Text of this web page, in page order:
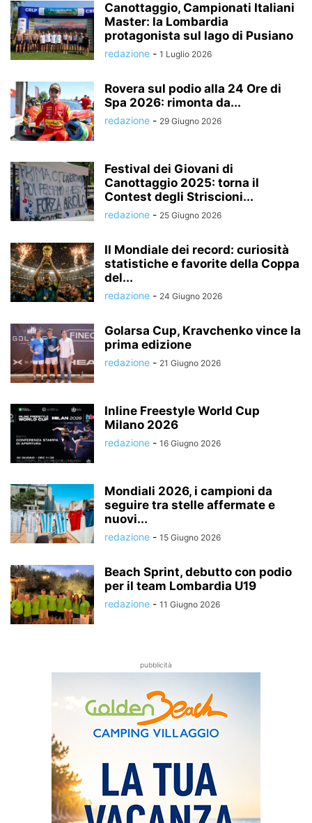
Canottaggio, Campionati Italiani
Master: la Lombardia
protagonista sul lago di Pusiano
redazione - 1 Luglio 2026
Rovera sul podio alla 24 Ore di
Spa 2026: rimonta da...
redazione - 29 Giugno 2026
Festival dei Giovani di
Canottaggio 2025: torna il
Contest degli Striscioni...
redazione - 25 Giugno 2026
Il Mondiale dei record: curiosità
statistiche e favorite della Coppa
del...
redazione - 24 Giugno 2026
Golarsa Cup, Kravchenko vince la
prima edizione
redazione - 21 Giugno 2026
Inline Freestyle World Cup
Milano 2026
redazione - 16 Giugno 2026
Mondiali 2026, i campioni da
seguire tra stelle affermate e
nuovi...
redazione - 15 Giugno 2026
Beach Sprint, debutto con podio
per il team Lombardia U19
redazione - 11 Giugno 2026
pubblicità